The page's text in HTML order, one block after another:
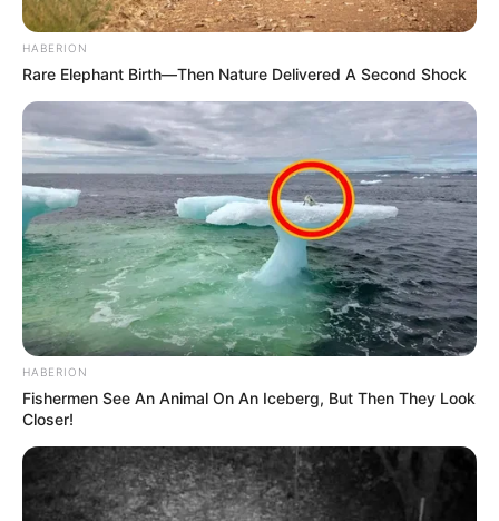
megjelenés azért lett emlékezetes, mert nem akart
többnek látszani annál, ami volt: egy nyilvános,
mégis személyes pillanat egy rangos sportesemény
lelátóján.
A közös megjelenés azonnal beszédtéma lett
Nem meglepő, hogy Magyar Péter és Ilona közös
megjelenése gyorsan beszédtéma lett. Egy
miniszterelnök magánélete iránt mindig nagy az
érdeklődés, különösen akkor, ha egy ennyire rangos
és nagy figyelemmel kísért eseményen jelenik meg
a párjával.
A BL-döntőn való részvétel így nemcsak
sporteseményként, hanem társasági pillanatként is
HABERION
Rare Elephant Birth—Then Nature Delivered A Second Shock
HABERION
Fishermen See An Animal On An Iceberg, But Then They Look
Closer!